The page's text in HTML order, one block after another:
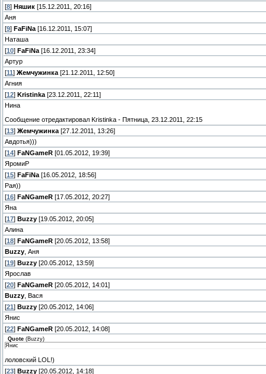
[8] Няшик [15.12.2011, 20:16]
Аня
[9] FaFiNa [16.12.2011, 15:07]
Наташа
[10] FaFiNa [16.12.2011, 23:34]
Артур
[11 ] Жемчужинка [21.12.2011, 12:50]
Агния
[12] Kristinka [23.12.2011, 22:11]
Нина
Сообщение отредактировал Kristinka - Пятница, 23.12.2011, 22:15
[13] Жемчужинка [27.12.2011, 13:26]
Авдотья)))
[14] FaNGameR [01.05.2012, 19:39]
ЯромиР
[15] FaFiNa [16.05.2012, 18:56]
Рая))
[16] FaNGameR [17.05.2012, 20:27]
Яна
[17] Buzzy [19.05.2012, 20:05]
Алина
[18] FaNGameR [20.05.2012, 13:58]
Buzzy , Аня
[19] Buzzy [20.05.2012, 13:59]
Ярослав
[20] FaNGameR [20.05.2012, 14:01]
Buzzy , Вася
[21 ] Buzzy [20.05.2012, 14:06]
Янис
[22] FaNGameR [20.05.2012, 14:08]
Quote (Buzzy)
Янис
лоловский LOL!)
[23] Buzzy [20.05.2012, 14:18]